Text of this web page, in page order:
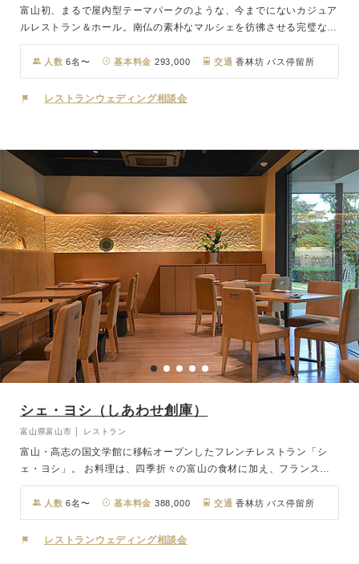
富山初、まるで屋内型テーマパークのような、今までにないカジュア
ルレストラン＆ホール。南仏の素朴なマルシェを彷彿させる完璧なま
でのアンティークワールドが女性に人気。あなただけのブライダルパ
ーティーを叶える「ル・ココデシュ」。アクセスは、富山駅から車で
15分。
人数 6名〜 基本料金 293,000 交通 香林坊 バス停留所
レストランウェディング相談会
シェ・ヨシ（しあわせ創庫）
富山県富山市 │ レストラン
富山・高志の国文学館に移転オープンしたフレンチレストラン「シ
ェ・ヨシ」。 お料理は、四季折々の富山の食材に加え、フランスの
食材や全国の旬の食材を使用し、フランス料理の技法を使用した正統
派フレンチ。 「シェ・ヨシ」では、緑豊かな富山の自然に囲まれた
庭園でアットホームなウェディングが可能です。
人数 6名〜 基本料金 388,000 交通 香林坊 バス停留所
レストランウェディング相談会